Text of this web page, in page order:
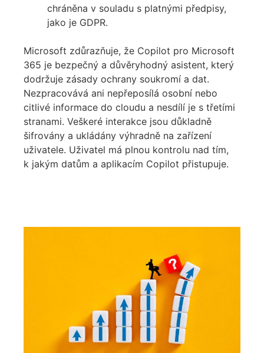
chráněna v souladu s platnými předpisy,
jako je GDPR.
Microsoft zdůrazňuje, že Copilot pro Microsoft
365 je bezpečný a důvěryhodný asistent, který
dodržuje zásady ochrany soukromí a dat.
Nezpracovává ani nepřeposílá osobní nebo
citlivé informace do cloudu a nesdílí je s třetími
stranami. Veškeré interakce jsou důkladně
šifrovány a ukládány výhradně na zařízení
uživatele. Uživatel má plnou kontrolu nad tím,
k jakým datům a aplikacím Copilot přistupuje.